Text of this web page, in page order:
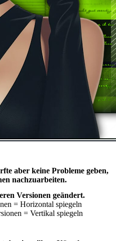
aber keine Probleme geben,
nachzuarbeiten.
Versionen geändert.
= Horizontal spiegeln
= Vertikal spiegeln